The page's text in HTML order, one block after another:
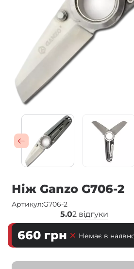
Ніж Ganzo G706-2
Артикул:G706-2
5.02 відгуки
660 грн Немає в